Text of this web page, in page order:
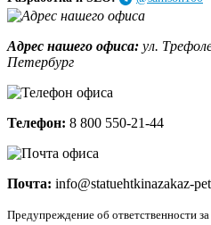
Адрес нашего офиса: ул.
Петербург
Телефон: 8 800 550-21-44
Почта: info@statuehtkinazakaz-
Предупреждение об ответственности